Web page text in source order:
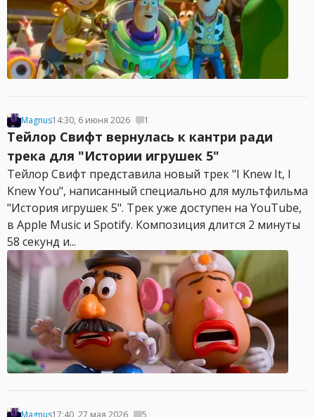
Magnus14:30, 6 июня 2026 1
Тейлор Свифт вернулась к кантри ради
трека для "Истории игрушек 5"
Тейлор Свифт представила новый трек "I Knew It, I
Knew You", написанный специально для мультфильма
"История игрушек 5". Трек уже доступен на YouTube,
в Apple Music и Spotify. Композиция длится 2 минуты
58 секунд и...
Magnus17:40, 27 мая 2026 5